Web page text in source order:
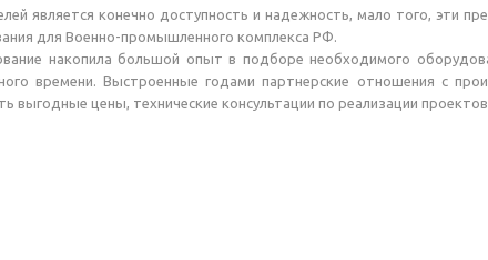
является конечно доступность и надежность, мало того, эти
для Военно-промышленного комплекса РФ.
накопила большой опыт в подборе необходимого
времени. Выстроенные годами партнерские отношения с
выгодные цены, технические консультации по реализации